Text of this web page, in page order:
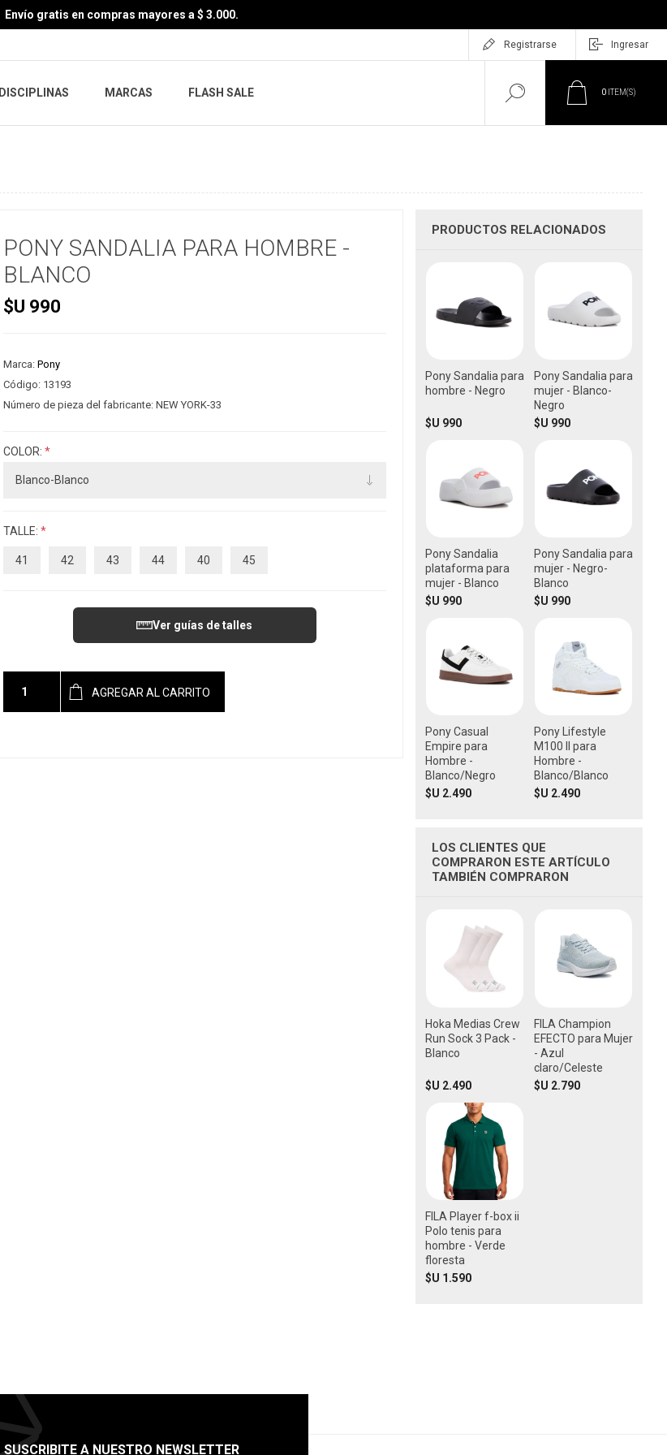
Envío gratis en compras mayores a $ 3.000.
Registrarse Ingresar
DISCIPLINAS MARCAS FLASH SALE 0 ITEM(S)
PONY SANDALIA PARA HOMBRE -
BLANCO
$U 990
Marca: Pony
Código: 13193
Número de pieza del fabricante: NEW YORK-33
COLOR: *
TALLE: *
41 42 43 44 40 45
Ver guías de talles
AGREGAR AL CARRITO
PRODUCTOS RELACIONADOS
Pony Sandalia para
hombre - Negro
$U 990
Pony Sandalia para
mujer - Blanco-
Negro
$U 990
Pony Sandalia
plataforma para
mujer - Blanco
$U 990
Pony Sandalia para
mujer - Negro-
Blanco
$U 990
Pony Casual
Empire para
Hombre -
Blanco/Negro
$U 2.490
Pony Lifestyle
M100 II para
Hombre -
Blanco/Blanco
$U 2.490
LOS CLIENTES QUE
COMPRARON ESTE ARTÍCULO
TAMBIÉN COMPRARON
Hoka Medias Crew
Run Sock 3 Pack -
Blanco
$U 2.490
FILA Champion
EFECTO para Mujer
- Azul
claro/Celeste
$U 2.790
FILA Player f-box ii
Polo tenis para
hombre - Verde
floresta
$U 1.590
SUSCRIBITE A NUESTRO NEWSLETTER